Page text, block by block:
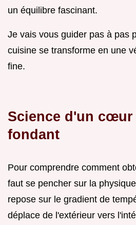
un équilibre fascinant.
Je vais vous guider pas à pas
cuisine se transforme en une
fine.
Science d'un cœur
fondant
Pour comprendre comment
faut se pencher sur la
repose sur le gradient de
déplace de l'extérieur vers